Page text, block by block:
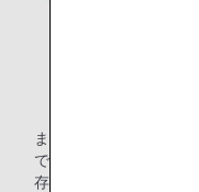
また、生産者に最寄り
でもらい、旅客機の貨
存の流通には乗ってこ